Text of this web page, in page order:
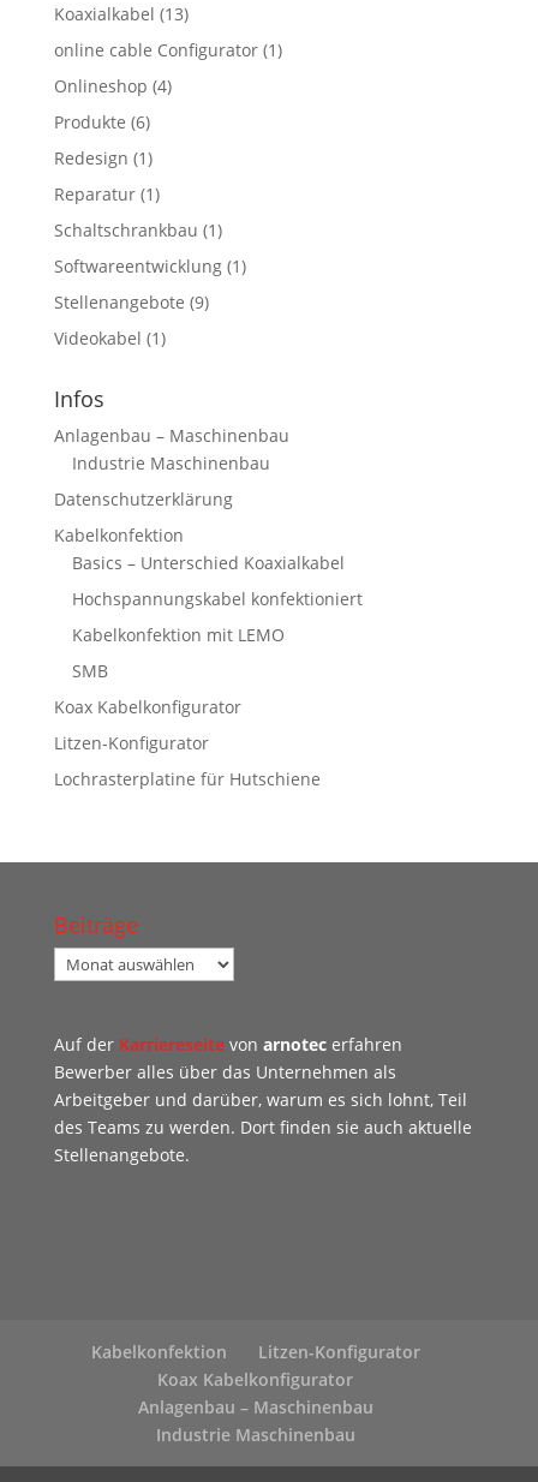
Koaxialkabel (13)
online cable Configurator(1)
Onlineshop (4)
Produkte (6)
Redesign (1)
Reparatur(1)
Schaltschrankbau (1)
Softwareentwicklung(1)
Stellenangebote (9)
Videokabel (1)
Infos
Anlagenbau – Maschinenbau
Industrie Maschinenbau
Datenschutzerklärung
Kabelkonfektion
Basics – Unterschied Koaxialkabel
Hochspannungskabel konfektioniert
Kabelkonfektion mit LEMO
SMB
Koax Kabelkonfigurator
Litzen-Konfigurator
Lochrasterplatine für Hutschiene
Beiträge
Beiträge
Auf der Karriereseitevon arnotecerfahren
Bewerber alles über das Unternehmen als
Arbeitgeber und darüber, warum es sich lohnt, Teil
des Teams zu werden. Dort finden sie auch aktuelle
Stellenangebote.
Kabelkonfektion
Litzen-Konfigurator
Koax Kabelkonfigurator
Anlagenbau – Maschinenbau
Industrie Maschinenbau